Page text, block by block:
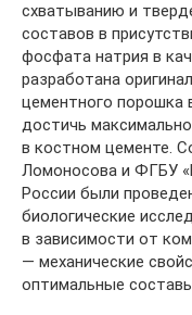
схватыванию и
составов в
фосфата натрия в
разработана
цементного порошка
достичь
в костном цементе.
Ломоносова и ФГБУ
России были
биологические
в зависимости от
— механические
оптимальные